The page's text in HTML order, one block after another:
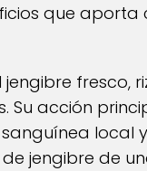
que
Su acción
local
jengibre de